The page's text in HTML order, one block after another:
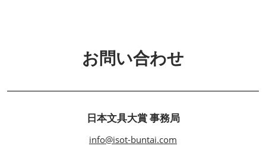
お問い合わせ
日本文具大賞 事務局
info@isot-buntai.com